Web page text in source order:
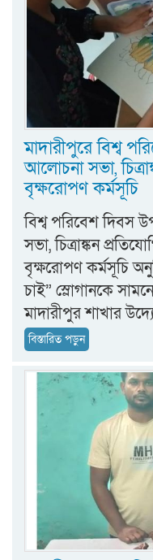
মাদারীপুরে বিশ্ব
আলোচনা সভা,
বৃক্ষরোপণ কর্মসূচি
বিশ্ব পরিবেশ দিবস
সভা, চিত্রাঙ্কন
বৃক্ষরোপণ কর্মসূচি
চাই” স্লোগানকে
মাদারীপুর শাখার
বিস্তারিত পড়ুন